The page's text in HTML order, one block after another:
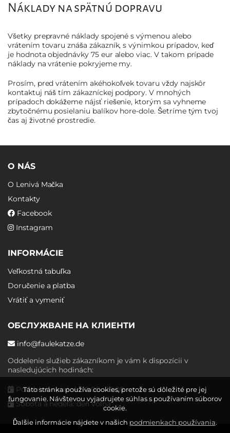
Náklady na spätnú dopravu
Všetky prepravné náklady spojené s výmenou alebo
vrátením tovaru znáša zákazník, s výnimkou prípadov, keď
je hodnota objednávky 75 eur alebo viac. V takom prípade
náklady na vrátenie pokryjeme my.
Prosím, pred vrátením akéhokoľvek tovaru vždy najskôr
kontaktuj náš tím zákazníckej podpory. V mnohých
prípadoch dokážeme nájsť riešenie, ktorým sa vyhneme
zbytočnému posielaniu balíkov hore-dole. Šetríme tým tvoj
čas aj životné prostredie.
O NÁS
O Lenivá Mačka
Kontakty
Facebook
Instagram
INFORMÁCIE
Veľkostná tabuľka
Doručenie a platba
Vrátiť a vymeniť
ОБСЛУЖВАНЕ НА КЛИЕНТИ
info@faulekatze.de
Oddelenie služieb zákazníkom je vám k dispozícii v
nasledujúcich hodinách:
Pondelok - piatok: 10:00 - 19:00
Sobota a nedeľa: deň voľna
Táto stránka používa cookies, pretože sú dôležité pre jej
fungovanie. Návštevou vyjadrujete súhlas s používaním súborov
cookie.
Ďalšie informácie nájdete v našich podmienkach používania.